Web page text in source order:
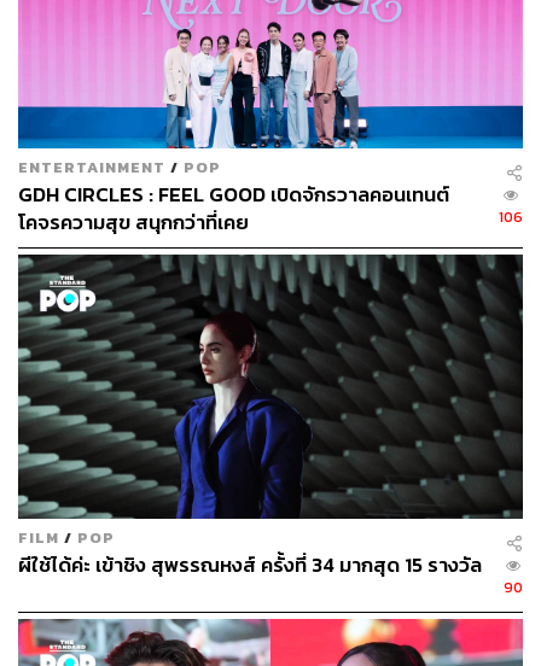
ENTERTAINMENT / POP
GDH CIRCLES : FEEL GOOD เปิดจักรวาลคอนเทนต์
โคจรความสุข สนุกกว่าที่เคย
106
FILM / POP
ผีใช้ได้ค่ะ เข้าชิง สุพรรณหงส์ ครั้งที่ 34 มากสุด 15 รางวัล
90